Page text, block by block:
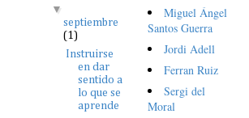
▼
septiembre
(1)
Instruirse
en dar
sentido a
lo que se
aprende
Miguel Ángel
Santos Guerra
Jordi Adell
Ferran Ruiz
Sergi del
Moral